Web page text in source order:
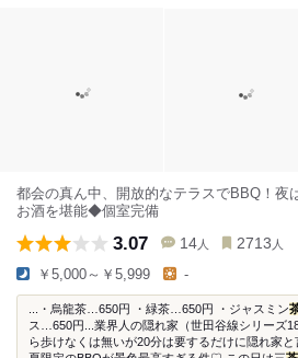
都会の真ん中、開放的なテラスでBBQ！夜
お酒を堪能◆個室完備
3.07 14 人 2713 人
￥5,000～￥5,999 -
...・烏龍茶…650円 ・緑茶…650円 ・ジャスミン
ス…650円...業界人の隠れ家（世田谷線シリーズ
ら歩けなくは無いが20分は要するだけに隠れ家